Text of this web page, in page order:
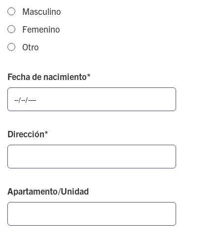
Masculino
Femenino
Otro
Fecha de nacimiento*
Dirección*
Apartamento/Unidad